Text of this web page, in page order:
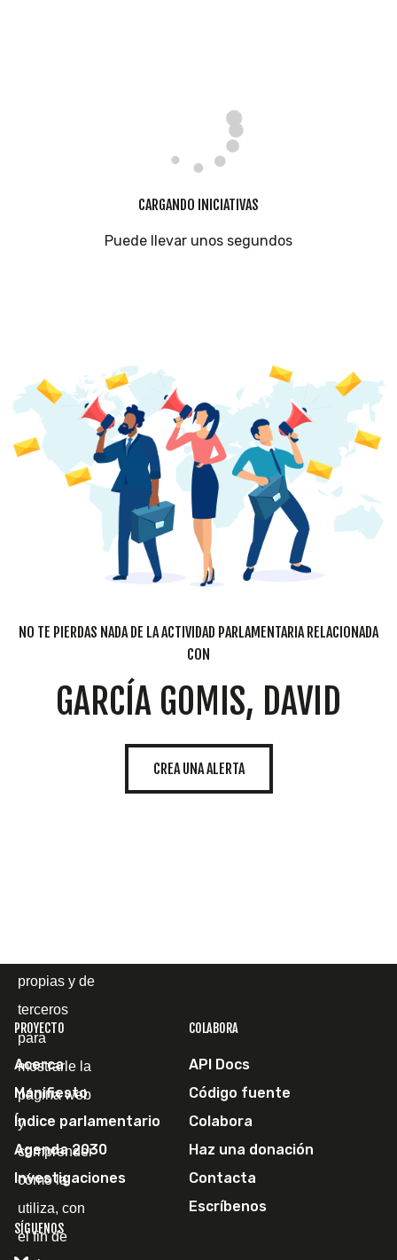
CARGANDO INICIATIVAS
Puede llevar unos segundos
NO TE PIERDAS NADA DE LA ACTIVIDAD PARLAMENTARIA RELACIONADA
CON
GARCÍA GOMIS, DAVID
CREA UNA ALERTA
PROYECTO
Acerca
Manifiesto
Índice parlamentario
Agenda 2030
Investigaciones
COLABORA
API Docs
Código fuente
Colabora
Haz una donación
Contacta
Escríbenos
SÍGUENOS
propias y de
terceros
para
mostrarle la
página web
y
comprender
cómo la
utiliza, con
el fin de